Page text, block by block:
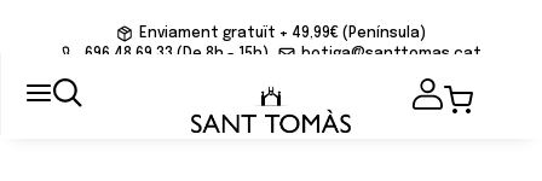
Enviament gratuït + 49,99€ (Península)
696 48 69 33 (De 8h - 15h)
botiga@santtomas.cat